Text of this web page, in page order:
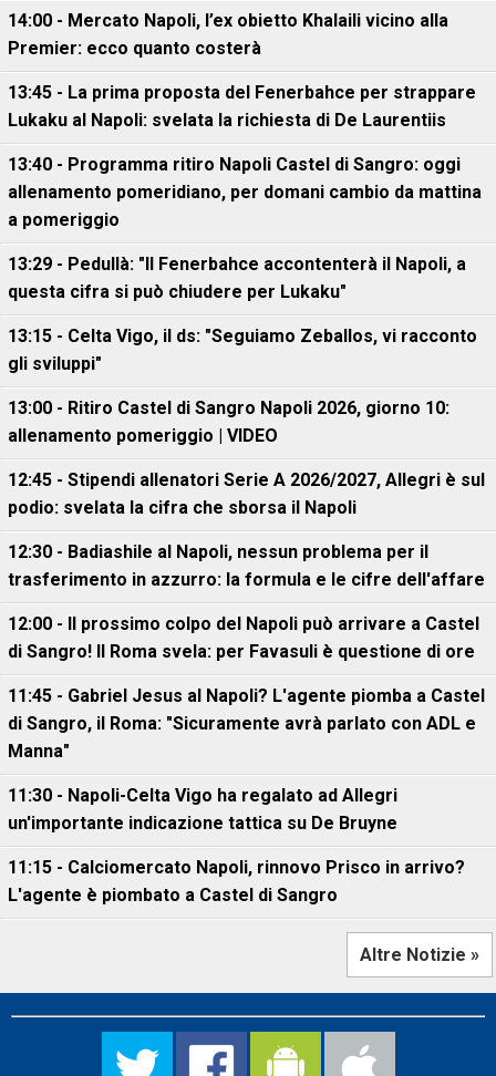
14:00 - Mercato Napoli, l’ex obietto Khalaili vicino alla
Premier: ecco quanto costerà
13:45 - La prima proposta del Fenerbahce per strappare
Lukaku al Napoli: svelata la richiesta di De Laurentiis
13:40 - Programma ritiro Napoli Castel di Sangro: oggi
allenamento pomeridiano, per domani cambio da mattina
a pomeriggio
13:29 - Pedullà: "Il Fenerbahce accontenterà il Napoli, a
questa cifra si può chiudere per Lukaku"
13:15 - Celta Vigo, il ds: "Seguiamo Zeballos, vi racconto
gli sviluppi"
13:00 - Ritiro Castel di Sangro Napoli 2026, giorno 10:
allenamento pomeriggio | VIDEO
12:45 - Stipendi allenatori Serie A 2026/2027, Allegri è sul
podio: svelata la cifra che sborsa il Napoli
12:30 - Badiashile al Napoli, nessun problema per il
trasferimento in azzurro: la formula e le cifre dell'affare
12:00 - Il prossimo colpo del Napoli può arrivare a Castel
di Sangro! Il Roma svela: per Favasuli è questione di ore
11:45 - Gabriel Jesus al Napoli? L'agente piomba a Castel
di Sangro, il Roma: "Sicuramente avrà parlato con ADL e
Manna"
11:30 - Napoli-Celta Vigo ha regalato ad Allegri
un'importante indicazione tattica su De Bruyne
11:15 - Calciomercato Napoli, rinnovo Prisco in arrivo?
L'agente è piombato a Castel di Sangro
Altre Notizie »